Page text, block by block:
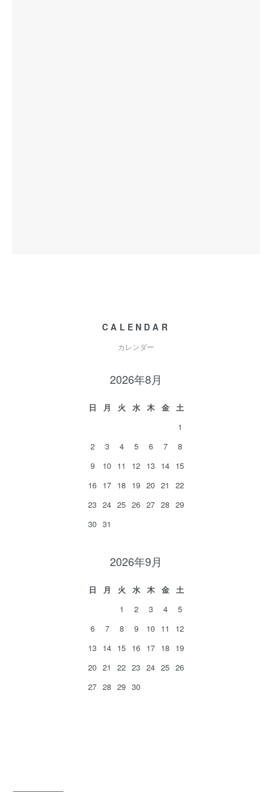
CALENDAR
カレンダー
2026年8月
日 月 火 水 木 金
土
1
2
3 4 5 6 7
8
9
10 11 12 13 14 15
16 17 18 19 20 21
22
23 24 25 26 27 28 29
30 31
2026年9月
日 月 火 水 木 金
土
1
2 3 4
5
6
7 8 9 10 11
12
13 14 15 16 17 18 19
20 21 22 23 24 25 26
27 28 29 30